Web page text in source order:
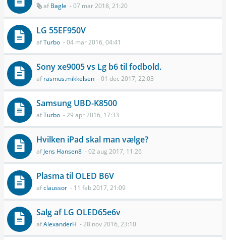
afBagle - 07 mar 2018, 21:20
LG 55EF950V
afTurbo - 04 mar 2016, 04:41
Sony xe9005 vs Lg b6 til fodbold.
afrasmus.mikkelsen - 01 dec 2017, 22:03
Samsung UBD-K8500
afTurbo - 29 apr 2016, 17:33
Hvilken iPad skal man vælge?
afJens Hansen8 - 02 aug 2017, 11:26
Plasma til OLED B6V
afclaussor - 11 feb 2017, 21:09
Salg af LG OLED65e6v
afAlexanderH - 28 nov 2016, 23:10